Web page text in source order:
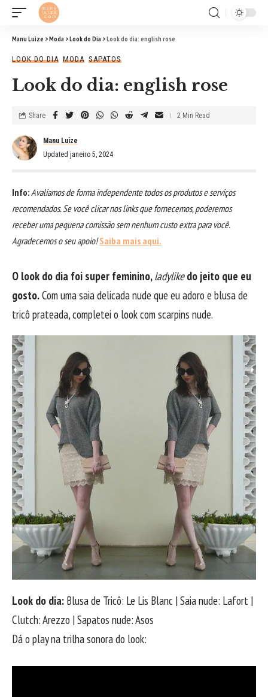
Manu Luize >Moda >Look do Dia >Look do dia: english rose
LOOK DO DIA MODA SAPATOS
Look do dia: english rose
Manu Luize
Updated janeiro 5, 2024
Share 2 Min Read
Info:Avaliamos de forma independente todos os produtos e serviços
recomendados. Se você clicar nos links que fornecemos, poderemos
receber uma pequena comissão sem nenhum custo extra para você.
Agradecemos o seu apoio!Saiba mais aqui.
O look do dia foi super feminino,ladylikedo jeito que eu
gosto.Com uma saia delicada nude que eu adoro e blusa de
tricô prateada, completei o look com scarpins nude.
Look do dia: Blusa de Tricô: Le Lis Blanc | Saia nude: Lafort |
Clutch: Arezzo | Sapatos nude: Asos
Dá o play na trilha sonora do look: